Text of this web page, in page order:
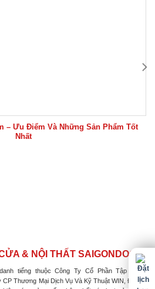
– Ưu Điểm Và Những Sản Phẩm Tốt
Nhất
& NỘI THẤT SAIGONDOOR
tiếng thuộc Công Ty Cổ Phần Tập Đoàn
CP Thương Mại Dịch Vụ Và Kỹ Thuật WIN, Đơn vị